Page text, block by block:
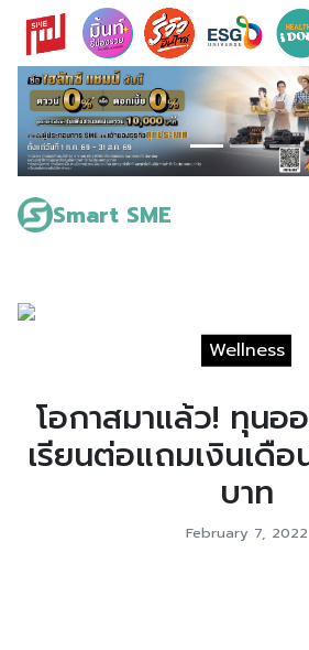
Skip
content
Smart SME
Search
for:
Wellness
โอกาสมาแล้ว! ทุนอ
เรียนต่อแถมเงินเดื
บาท
February 7, 2022